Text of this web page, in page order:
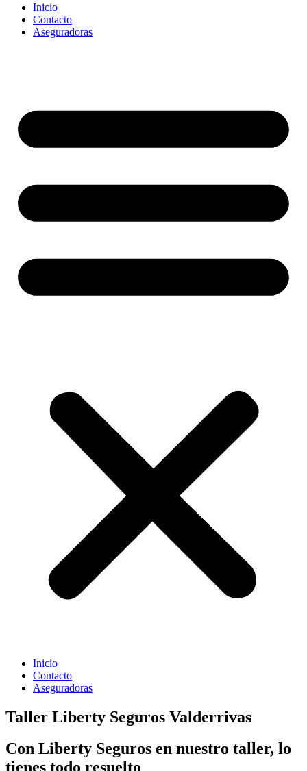
Inicio
Contacto
Aseguradoras
Inicio
Contacto
Aseguradoras
Taller Liberty Seguros Valderrivas
Con Liberty Seguros en nuestro taller, lo
tienes todo resuelto